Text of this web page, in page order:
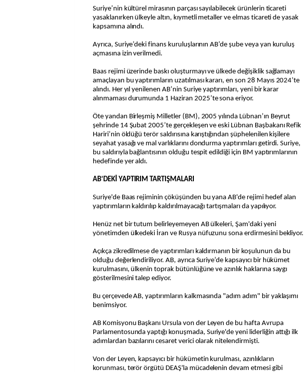
Suriye’nin kültürel mirasının parçası sayılabilecek ürünlerin ticareti
yasaklanırken ülkeyle altın, kıymetli metaller ve elmas ticareti de yasak
kapsamına alındı.
Ayrıca, Suriye’deki finans kuruluşlarının AB’de şube veya yan kuruluş
açmasına izin verilmedi.
Baas rejimi üzerinde baskı oluşturmayı ve ülkede değişiklik sağlamayı
amaçlayan bu yaptırımların uzatılması kararı, en son 28 Mayıs 2024’te
alındı. Her yıl yenilenen AB’nin Suriye yaptırımları, yeni bir karar
alınmaması durumunda 1 Haziran 2025’te sona eriyor.
Öte yandan Birleşmiş Milletler (BM), 2005 yılında Lübnan’ın Beyrut
şehrinde 14 Şubat 2005’te gerçekleşen ve eski Lübnan Başbakanı Refik
Hariri’nin öldüğü terör saldırısına karıştığından şüphelenilen kişilere
seyahat yasağı ve mal varlıklarını dondurma yaptırımları getirdi. Suriye,
bu saldırıyla bağlantısının olduğu tespit edildiği için BM yaptırımlarının
hedefinde yer aldı.
AB’DEKİ YAPTIRIM TARTIŞMALARI
Suriye'de Baas rejiminin çöküşünden bu yana AB'de rejimi hedef alan
yaptırımların kaldırılıp kaldırılmayacağı tartışmaları da yapılıyor.
Henüz net bir tutum belirleyemeyen AB ülkeleri, Şam'daki yeni
yönetimden ülkedeki İran ve Rusya nüfuzunu sona erdirmesini bekliyor.
Açıkça zikredilmese de yaptırımları kaldırmanın bir koşulunun da bu
olduğu değerlendiriliyor. AB, ayrıca Suriye’de kapsayıcı bir hükümet
kurulmasını, ülkenin toprak bütünlüğüne ve azınlık haklarına saygı
gösterilmesini talep ediyor.
Bu çerçevede AB, yaptırımların kalkmasında "adım adım" bir yaklaşımı
benimsiyor.
AB Komisyonu Başkanı Ursula von der Leyen de bu hafta Avrupa
Parlamentosunda yaptığı konuşmada, Suriye'de yeni liderliğin attığı ilk
adımlardan bazılarını cesaret verici olarak nitelendirmişti.
Von der Leyen, kapsayıcı bir hükümetin kurulması, azınlıkların
korunması, terör örgütü DEAŞ'la mücadelenin devam etmesi gibi